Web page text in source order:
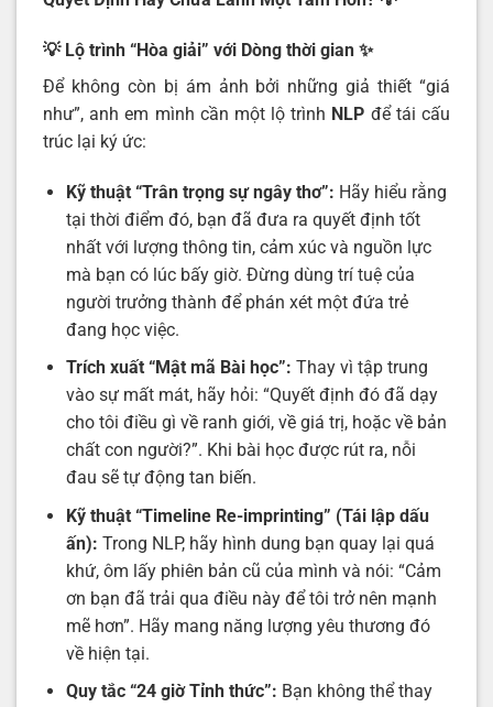
💡 Lộ trình “Hòa giải” với Dòng thời gian ✨
Để không còn bị ám ảnh bởi những giả thiết “giá
như”, anh em mình cần một lộ trình NLP để tái cấu
trúc lại ký ức:
Kỹ thuật “Trân trọng sự ngây thơ”: Hãy hiểu rằng
tại thời điểm đó, bạn đã đưa ra quyết định tốt
nhất với lượng thông tin, cảm xúc và nguồn lực
mà bạn có lúc bấy giờ. Đừng dùng trí tuệ của
người trưởng thành để phán xét một đứa trẻ
đang học việc.
Trích xuất “Mật mã Bài học”: Thay vì tập trung
vào sự mất mát, hãy hỏi: “Quyết định đó đã dạy
cho tôi điều gì về ranh giới, về giá trị, hoặc về bản
chất con người?”. Khi bài học được rút ra, nỗi
đau sẽ tự động tan biến.
Kỹ thuật “Timeline Re-imprinting” (Tái lập dấu
ấn): Trong NLP, hãy hình dung bạn quay lại quá
khứ, ôm lấy phiên bản cũ của mình và nói: “Cảm
ơn bạn đã trải qua điều này để tôi trở nên mạnh
mẽ hơn”. Hãy mang năng lượng yêu thương đó
về hiện tại.
Quy tắc “24 giờ Tỉnh thức”: Bạn không thể thay